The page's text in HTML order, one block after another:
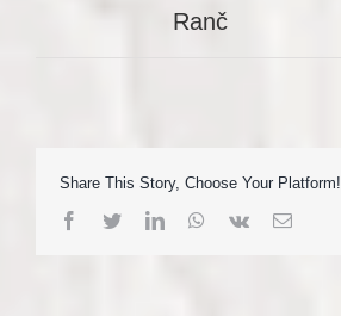
Ranč
Share This Story, Choose Your Platform!
Facebook
TwitterLinkedInWhatsApp
Vk Email